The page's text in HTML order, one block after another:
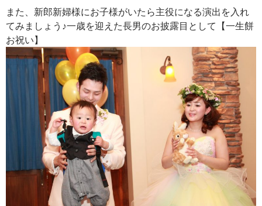
また、新郎新婦様にお子様がいたら主役になる演出を入れ
てみましょう♪一歳を迎えた長男のお披露目として【一生餅
お祝い】